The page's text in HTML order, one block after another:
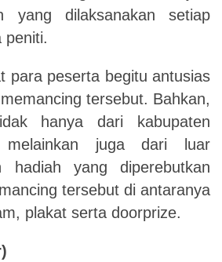
yang dilaksanakan setiap
peniti.
para peserta begitu antusias
tersebut. Bahkan,
hanya dari kabupaten
melainkan juga dari luar
hadiah yang diperebutkan
tersebut di antaranya
plakat serta doorprize.